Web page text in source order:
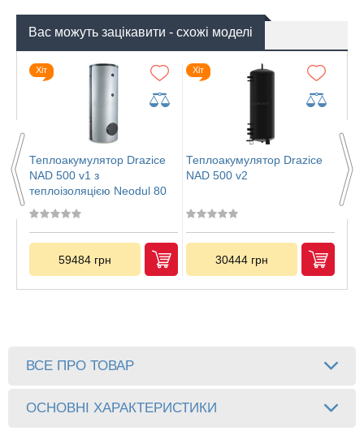
Вас можуть зацікавити - схожі моделі
Хіт
Теплоакумулятор Drazice
NAD 500 v1 з
теплоізоляцією Neodul 80
мм
59484 грн
Хіт
Теплоакумулятор Drazice
NAD 500 v2
30444 грн
мм
ВСЕ ПРО ТОВАР
ОСНОВНІ ХАРАКТЕРИСТИКИ